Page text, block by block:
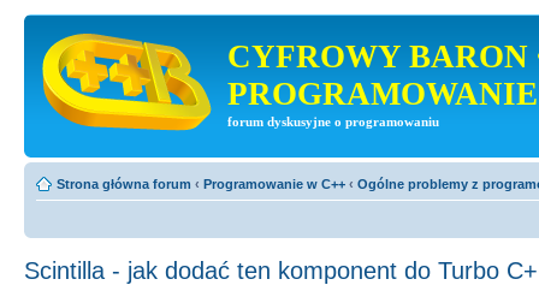
CYFROWY BARON
PROGRAMOWANIE
forum dyskusyjne o programowaniu
Strona główna forum ‹ Programowanie w C++ ‹ Ogólne problemy z
Scintilla - jak dodać ten komponent do Turbo